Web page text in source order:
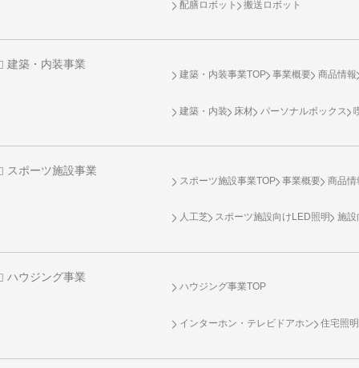
配膳ロボット 搬送ロボット
建築・内装事業
建築・内装事業TOP 事業概要 商品情報
建築・内装 床材 パーソナルボックス
スポーツ施設事業
スポーツ施設事業TOP 事業概要 商品情
人工芝 スポーツ施設向け LED照明 施設
ハウジング事業
ハウジング事業TOP
インターホン・テレビドアホン 住宅照明